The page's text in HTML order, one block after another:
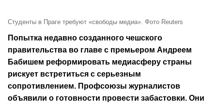
Студенты в Праге требуют «свободы медиа». Фото Reuters
Попытка недавно созданного чешского
правительства во главе с премьером Андреем
Бабишем реформировать медиасферу страны
рискует встретиться с серьезным
сопротивлением. Профсоюзы журналистов
объявили о готовности провести забастовки. Они